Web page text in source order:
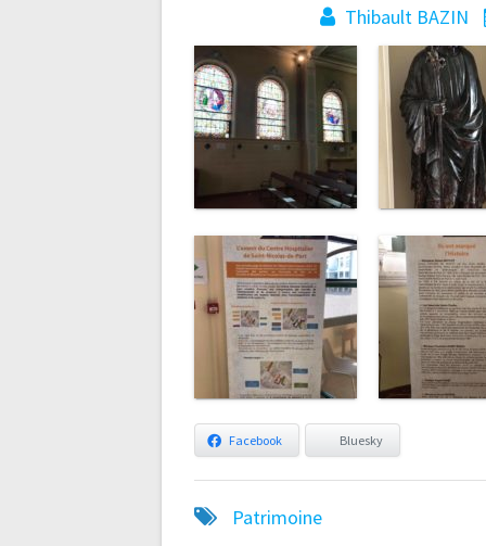
Thibault BAZIN
Facebook Bluesky
Patrimoine